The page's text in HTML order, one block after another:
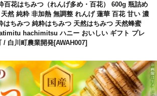
百花はちみつ（れんげ多め・百花） 600g 瓶詰め
然 純粋 非加熱 無調整 れんげ 蓮華 百花 甘い 濃
はちみつ 純粋はちみつ 天然はちみつ 天然蜂蜜
hachimitsu ハニー おいしい ギフト プレ
白川町農業開発[AWAH007]